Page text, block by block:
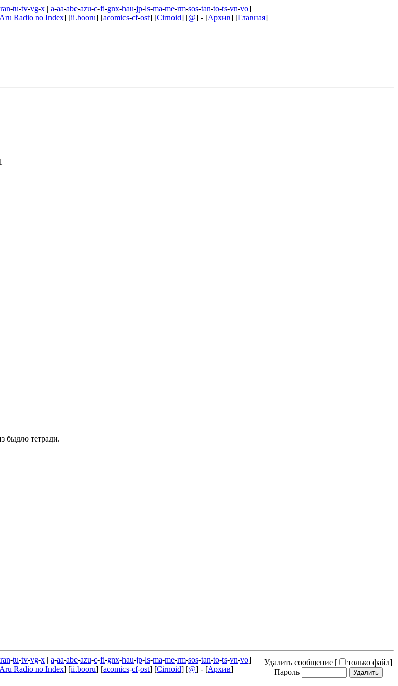
-tu-tv-vg-x | a-aa-abe-azu-c-fi-gnx-hau-jp-ls-ma-me-rm-sos-tan-to-ts-vn-vo]
Radio no Index] [ii.booru] [acomics-cf-ost] [Cirnoid] [@] - [Архив] [Главная]
быдло тетради.
Удалить сообщение [ только файл]
Пароль
-tu-tv-vg-x | a-aa-abe-azu-c-fi-gnx-hau-jp-ls-ma-me-rm-sos-tan-to-ts-vn-vo]
Radio no Index] [ii.booru] [acomics-cf-ost] [Cirnoid] [@] - [Архив]